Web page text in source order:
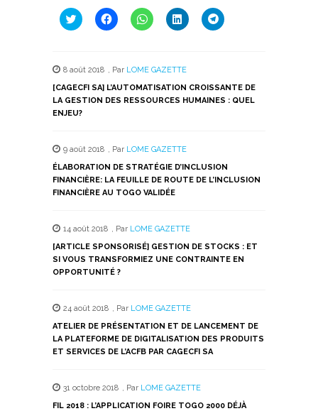
Cliquez
pour
une
nouvelle
fenêtre)
Cliquez
pour
une
nouvelle
fenêtre)
Cliquez
pour
une
nouvelle
fenêtre)
Cliquez
pour
une
nouvelle
fenêtre)
Cliquez
pour
nouvelle
fenêtre)
8 août 2018 , Par LOME GAZETTE
[CAGECFI SA] L’AUTOMATISATION CROISSANTE DE
LA GESTION DES RESSOURCES HUMAINES : QUEL
ENJEU?
9 août 2018 , Par LOME GAZETTE
ÉLABORATION DE STRATÉGIE D’INCLUSION
FINANCIÈRE: LA FEUILLE DE ROUTE DE L’INCLUSION
FINANCIÈRE AU TOGO VALIDÉE
14 août 2018 , Par LOME GAZETTE
[ARTICLE SPONSORISÉ] GESTION DE STOCKS : ET
SI VOUS TRANSFORMIEZ UNE CONTRAINTE EN
OPPORTUNITÉ ?
24 août 2018 , Par LOME GAZETTE
ATELIER DE PRÉSENTATION ET DE LANCEMENT DE
LA PLATEFORME DE DIGITALISATION DES PRODUITS
ET SERVICES DE L’ACFB PAR CAGECFI SA
31 octobre 2018 , Par LOME GAZETTE
FIL 2018 : L’APPLICATION FOIRE TOGO 2000 DÉJÀ